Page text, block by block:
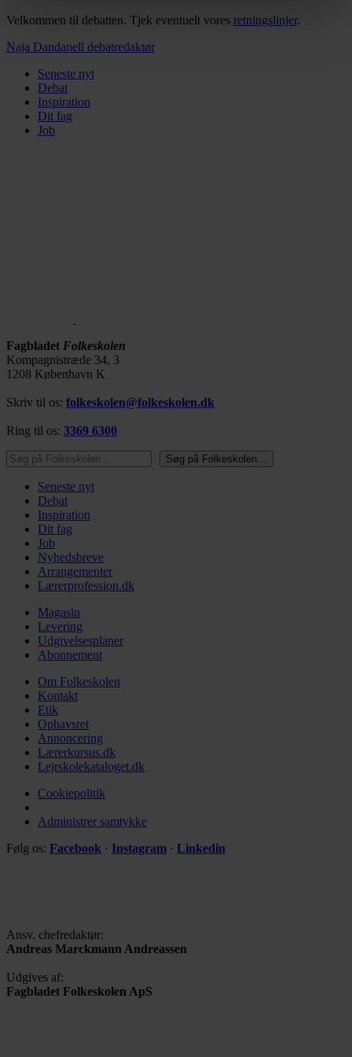
https://www.folkeskolen.dk/persondata/
Velkommen til debatten. Tjek eventuelt vores retningslinjer.
Naja Dandanell debatredaktør
Seneste nyt
Debat
Inspiration
Dit fag
Job
Fagbladet Folkeskolen
Kompagnistræde 34, 3
1208 København K
Skriv til os: folkeskolen@folkeskolen.dk
Ring til os: 3369 6300
Søg på Folkeskolen…
Søg på Folkeskolen…
Seneste nyt
Debat
Inspiration
Dit fag
Job
Nyhedsbreve
Arrangementer
Lærerprofession.dk
Magasin
Levering
Udgivelsesplaner
Abonnement
Om Folkeskolen
Kontakt
Etik
Ophavsret
Annoncering
Lærerkursus.dk
Lejrskolekataloget.dk
Cookiepolitik
Administrer samtykke
Følg os: Facebook · Instagram · Linkedin
Ansv. chefredaktør:
Andreas Marckmann Andreassen
Udgives af:
Fagbladet Folkeskolen ApS